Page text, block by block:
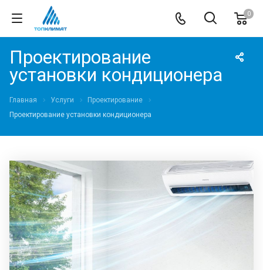
0
Проектирование
установки кондиционера
Главная Услуги
Проектирование
Проектирование установки кондиционера